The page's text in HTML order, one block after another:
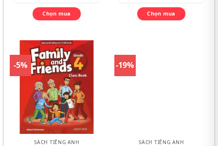
Chọn mua Chọn mua
-5%
SÁCH TIẾNG ANH
-19%
SÁCH TIẾNG ANH